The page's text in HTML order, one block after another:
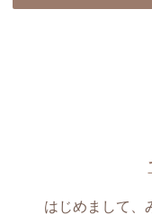
はじめまして、